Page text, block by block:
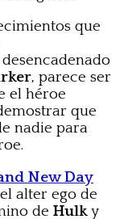
que
, parece ser
el héroe
que
nadie para
New Day
alter ego de
de Hulky